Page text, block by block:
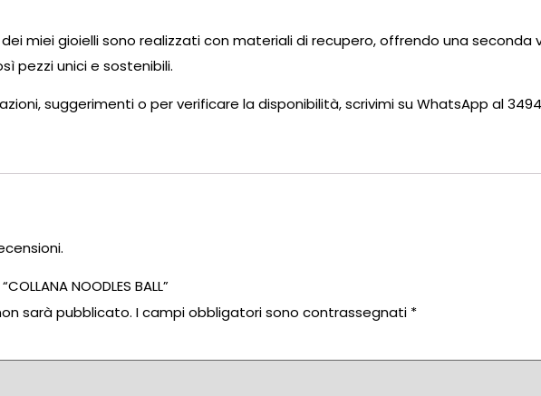
dei miei gioielli sono realizzati con materiali di recupero, offrendo una
pezzi unici e sostenibili.
suggerimenti o per verificare la disponibilità, scrivimi su WhatsApp al
NOODLES BALL”
sarà pubblicato. I campi obbligatori sono contrassegnati *